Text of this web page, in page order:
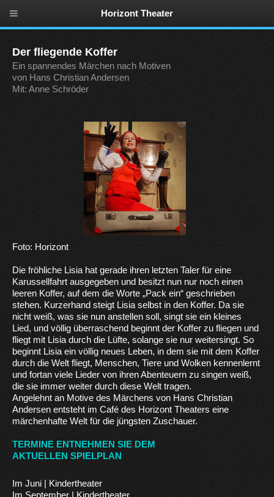
Der fliegende Koffer
Ein spannendes Märchen nach Motiven
von Hans Christian Andersen
Mit: Anne Schröder
Foto: Horizont
Die fröhliche Lisia hat gerade ihren letzten Taler für eine
Karussellfahrt ausgegeben und besitzt nun nur noch einen
leeren Koffer, auf dem die Worte „Pack ein“ geschrieben
stehen. Kurzerhand steigt Lisia selbst in den Koffer. Da sie
nicht weiß, was sie nun anstellen soll, singt sie ein kleines
Lied, und völlig überraschend beginnt der Koffer zu fliegen und
fliegt mit Lisia durch die Lüfte, solange sie nur weitersingt. So
beginnt Lisia ein völlig neues Leben, in dem sie mit dem Koffer
durch die Welt fliegt, Menschen, Tiere und Wolken kennenlernt
und fortan viele Lieder von ihren Abenteuern zu singen weiß,
die sie immer weiter durch diese Welt tragen.
Angelehnt an Motive des Märchens von Hans Christian
Andersen entsteht im Café des Horizont Theaters eine
märchenhafte Welt für die jüngsten Zuschauer.
Horizont Theater